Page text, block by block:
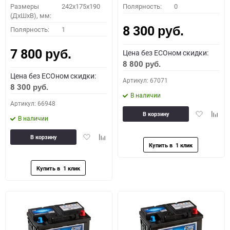
Размеры
(ДхШхВ), мм:
242x175x190
Полярность: 1
7 800 руб.
Цена без ECOном скидки:
8 300 руб.
Артикул: 66948
В наличии
ДобавитьДобавить
В корзину
Полярность: 0
8 300 руб.
Цена без ECOном скидки:
8 800 руб.
Артикул: 67071
В наличии
Добавить
В корзину